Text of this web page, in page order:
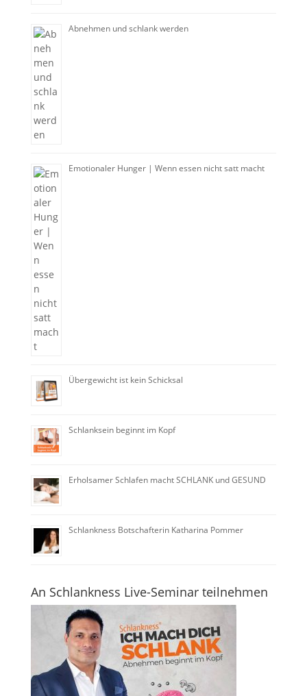
Abnehmen und schlank werden
Emotionaler Hunger | Wenn essen nicht satt macht
Übergewicht ist kein Schicksal
Schlanksein beginnt im Kopf
Erholsamer Schlafen macht SCHLANK und GESUND
Schlankness Botschafterin Katharina Pommer
An Schlankness Live-Seminar teilnehmen